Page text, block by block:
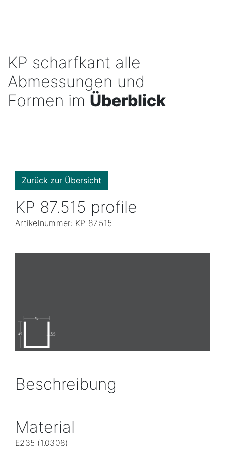
KP scharfkant alle
Abmessungen und
Formen im Überblick
Zurück zur Übersicht
KP 87.515 profile
Artikelnummer: KP 87.515
Beschreibung
Material
E235 (1.0308)